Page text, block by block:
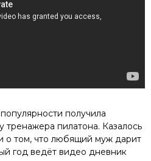
получила
тренажера пилатона. Казалось
о том, что любящий муж дарит
год ведёт видео дневник